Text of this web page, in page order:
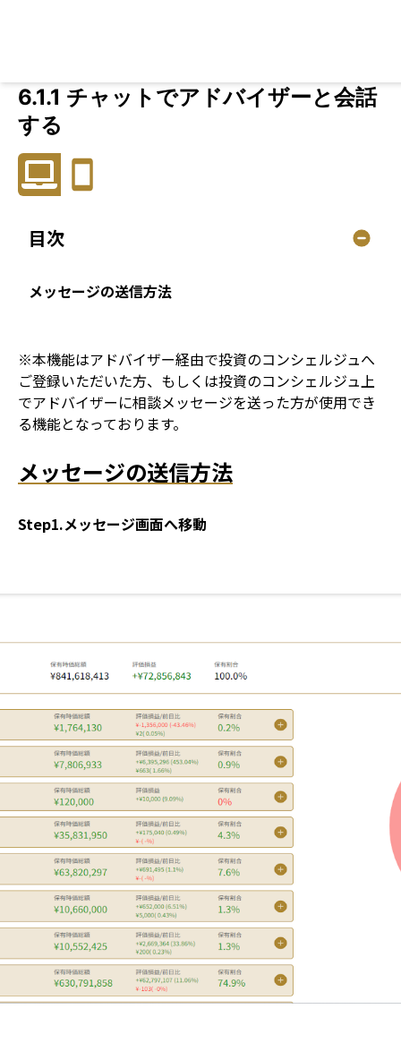
6.1.1 チャットでアドバイザーと会話
する
目次
メッセージの送信方法
※本機能はアドバイザー経由で投資のコンシェルジュへ
ご登録いただいた方、もしくは投資のコンシェルジュ上
でアドバイザーに相談メッセージを送った方が使用でき
る機能となっております。
メッセージの送信方法
Step1.メッセージ画面へ移動